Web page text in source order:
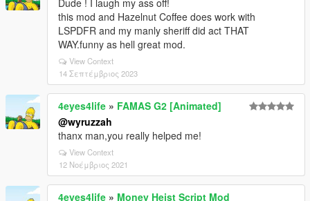
Dude ! I laugh my ass off!
this mod and Hazelnut Coffee does work with
LSPDFR and my manly sheriff did act THAT
WAY.funny as hell great mod.
View Context
14 Σεπτέμβριος 2023
4eyes4life » FAMAS G2 [Animated]
@wyruzzah
thanx man,you really helped me!
View Context
12 Νοέμβριος 2021
4eyes4life » Money Heist Script Mod